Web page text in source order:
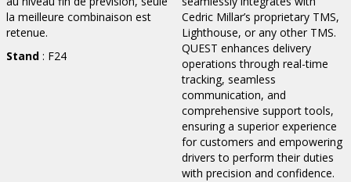
la meilleure combinaison est
retenue.
Stand : F24
Cedric Millar’s proprietary TMS,
Lighthouse, or any other TMS.
QUEST enhances delivery
operations through real-time
tracking, seamless
communication, and
comprehensive support tools,
ensuring a superior experience
for customers and empowering
drivers to perform their duties
with precision and confidence.